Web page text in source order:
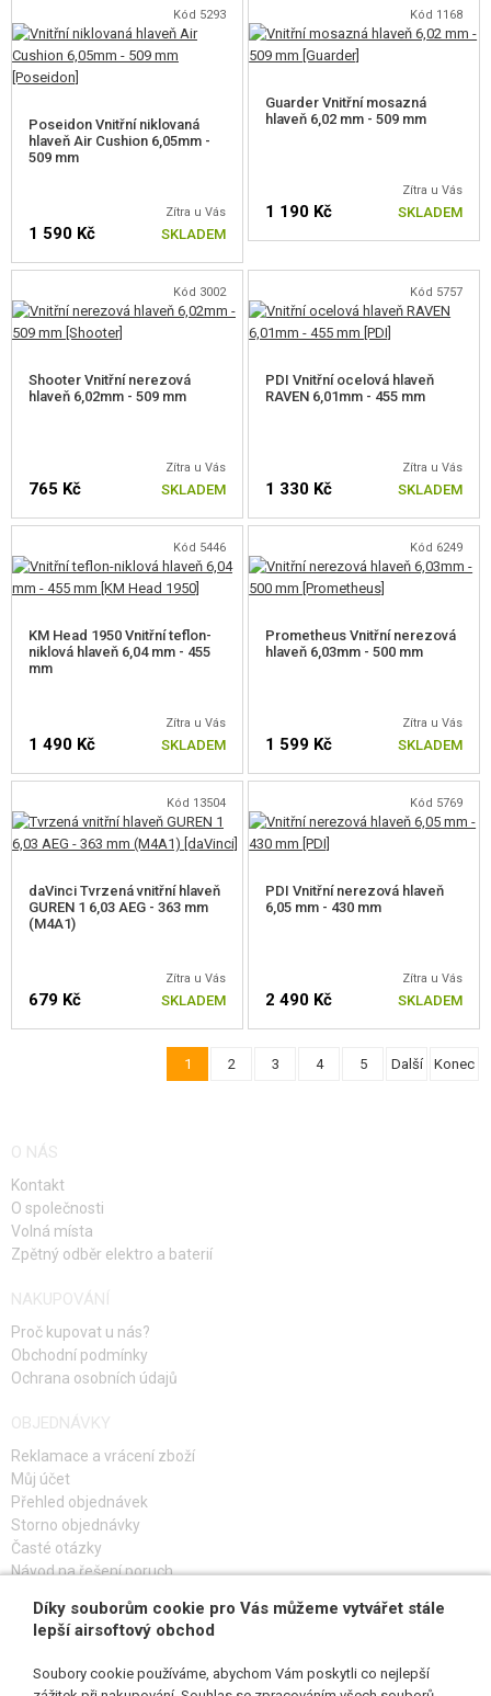
Kód 5293
Poseidon Vnitřní niklovaná
hlaveň Air Cushion 6,05mm -
509 mm
Zítra u Vás
1 590 Kč SKLADEM
Kód 1168
Guarder Vnitřní mosazná
hlaveň 6,02 mm - 509 mm
Zítra u Vás
1 190 Kč SKLADEM
Kód 3002
Shooter Vnitřní nerezová
hlaveň 6,02mm - 509 mm
Zítra u Vás
765 Kč SKLADEM
Kód 5757
PDI Vnitřní ocelová hlaveň
RAVEN 6,01mm - 455 mm
Zítra u Vás
1 330 Kč SKLADEM
Kód 5446
KM Head 1950 Vnitřní teflon-
niklová hlaveň 6,04 mm - 455
mm
Zítra u Vás
1 490 Kč SKLADEM
Kód 6249
Prometheus Vnitřní nerezová
hlaveň 6,03mm - 500 mm
Zítra u Vás
1 599 Kč SKLADEM
Kód 13504
daVinci Tvrzená vnitřní hlaveň
GUREN 1 6,03 AEG - 363 mm
(M4A1)
Zítra u Vás
679 Kč SKLADEM
Kód 5769
PDI Vnitřní nerezová hlaveň
6,05 mm - 430 mm
Zítra u Vás
2 490 Kč SKLADEM
1 2 3 4 5 Další Konec
O NÁS
Kontakt
O společnosti
Volná místa
Zpětný odběr elektro a baterií
NAKUPOVÁNÍ
Proč kupovat u nás?
Obchodní podmínky
Ochrana osobních údajů
OBJEDNÁVKY
Reklamace a vrácení zboží
Můj účet
Přehled objednávek
Storno objednávky
Časté otázky
Návod na řešení poruch
PŘIHLAŠ SE K ODBĚRU
Díky souborům cookie pro Vás můžeme vytvářet stále
lepší airsoftový obchod
Soubory cookie používáme, abychom Vám poskytli co nejlepší